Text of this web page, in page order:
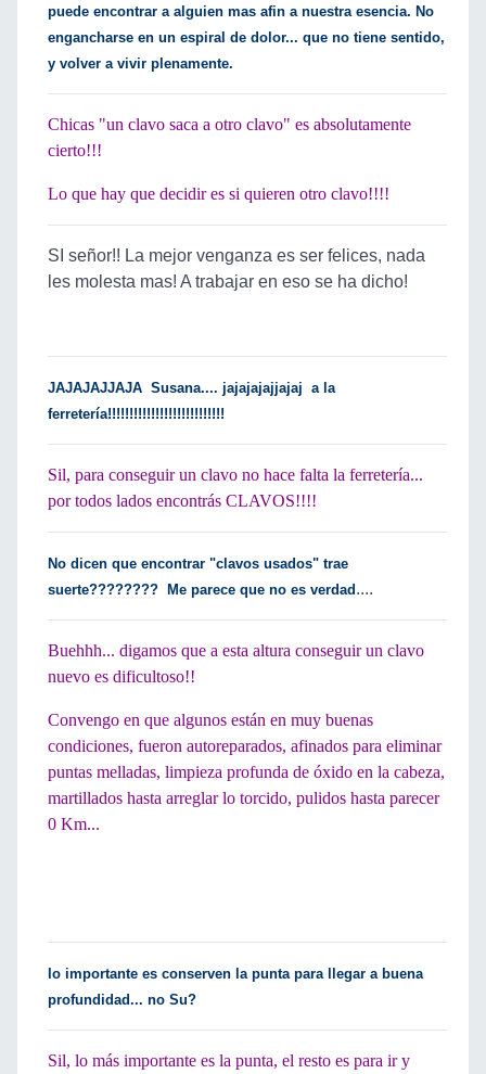
puede encontrar a alguien mas afin a nuestra esencia. No
engancharse en un espiral de dolor... que no tiene sentido,
y volver a vivir plenamente.
Chicas "un clavo saca a otro clavo" es absolutamente
cierto!!!
Lo que hay que decidir es si quieren otro clavo!!!!
SI señor!! La mejor venganza es ser felices, nada
les molesta mas! A trabajar en eso se ha dicho!
JAJAJAJJAJA Susana.... jajajajajjajaj a la
ferretería!!!!!!!!!!!!!!!!!!!!!!!!!!!
Sil, para conseguir un clavo no hace falta la ferretería...
por todos lados encontrás CLAVOS!!!!
No dicen que encontrar "clavos usados" trae
suerte???????? Me parece que no es verdad ....
Buehhh... digamos que a esta altura conseguir un clavo
nuevo es dificultoso!!
Convengo en que algunos están en muy buenas
condiciones, fueron autoreparados, afinados para eliminar
puntas melladas, limpieza profunda de óxido en la cabeza,
martillados hasta arreglar lo torcido, pulidos hasta parecer
0 Km...
lo importante es conserven la punta para llegar a buena
profundidad... no Su?
Sil, lo más importante es la punta, el resto es para ir y